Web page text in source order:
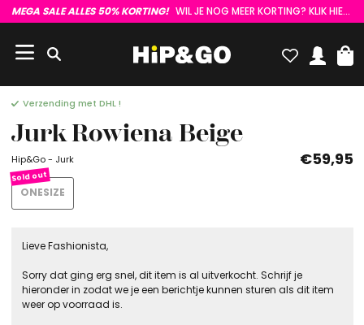
MEGA SALE ALLES 50% KORTING! WIL JE NOG MEER KORTING? KLIK HIER :)
Verzending met DHL !
Jurk Rowiena Beige
Hip&Go - Jurk €59,95
ONESIZE
Lieve Fashionista,
Sorry dat ging erg snel, dit item is al uitverkocht. Schrijf je
hieronder in zodat we je een berichtje kunnen sturen als dit item
weer op voorraad is.